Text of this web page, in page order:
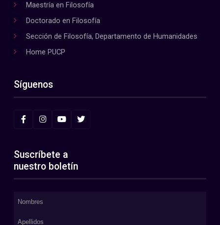
Maestría en Filosofía
Doctorado en Filosofía
Sección de Filosofía, Departamento de Humanidades
Home PUCP
Síguenos
Suscríbete a
nuestro boletín